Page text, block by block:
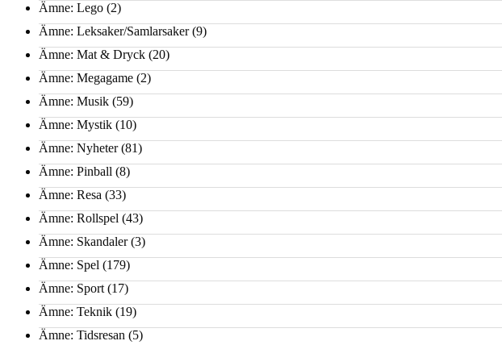
Ämne: Lego (2)
Ämne: Leksaker/Samlarsaker(9)
Ämne: Mat & Dryck (20)
Ämne: Megagame (2)
Ämne: Musik (59)
Ämne: Mystik (10)
Ämne: Nyheter(81)
Ämne: Pinball (8)
Ämne: Resa (33)
Ämne: Rollspel (43)
Ämne: Skandaler(3)
Ämne: Spel (179)
Ämne: Sport (17)
Ämne: Teknik (19)
Ämne: Tidsresan (5)